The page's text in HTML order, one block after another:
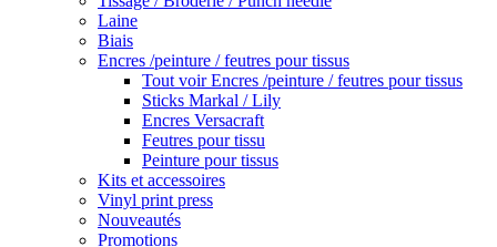
Laine
Biais
Encres /peinture / feutres pour tissus
Tout voir Encres /peinture / feutres pour tissus
Sticks Markal / Lily
Encres Versacraft
Feutres pour tissu
Peinture pour tissus
Kits et accessoires
Vinyl print press
Nouveautés
Promotions